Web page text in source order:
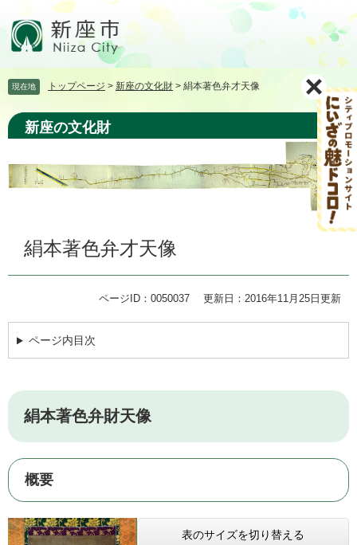
頭
す。
飛
し
て
文
へ
現在地 トップページ > 新座の文化財 > 絹本著色弁才天像
新座の文化財
絹本著色弁才天像
ページID：0050037 更新日：2016年11月25日更新
ページ内目次
絹本著色弁財天像
概要
表のサイズを切り替える